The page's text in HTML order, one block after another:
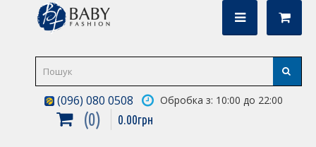
(096) 080 0508 Обробка з: 10:00 до 22:00
0 0.00грн